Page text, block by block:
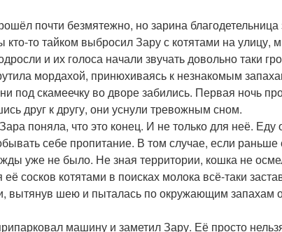
почти безмятежно, но зарина
то тайком выбросил Зару с котятами на улицу,
и их голоса начали звучать довольно таки
мордахой, принюхиваясь к незнакомым
под скамеечку во дворе забились. Первая ночь
друг к другу, они уснули тревожным сном.
поняла, что это конец. И не только для неё.
себе пропитание. В том случае, если
уже не было. Не зная территории, кошка не
её сосков котятами в поисках молока всё-таки
вытянув шею и пыталась по окружающим запахам
машину и заметил Зару. Её просто